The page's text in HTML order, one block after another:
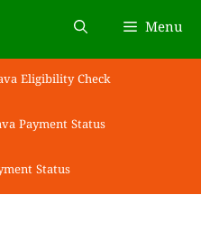
Menu
Eligibility Check
Payment Status
Status